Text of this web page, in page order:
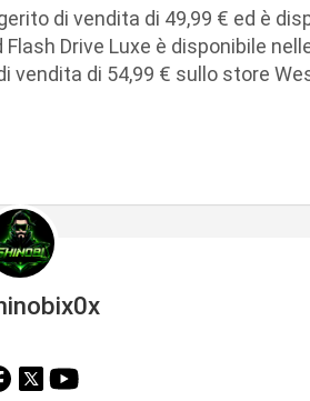
di vendita di 49,99 € ed è
Drive Luxe è disponibile
vendita di 54,99 € sullo store